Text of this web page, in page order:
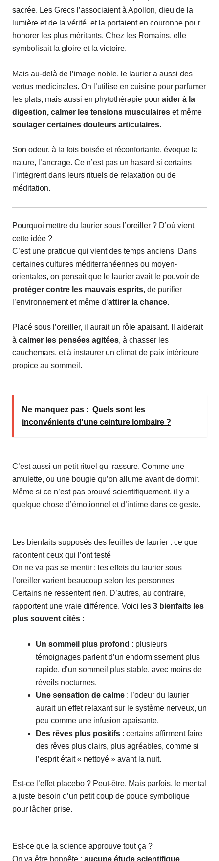
sacrée. Les Grecs l’associaient à Apollon, dieu de la
lumière et de la vérité, et la portaient en couronne pour
honorer les plus méritants. Chez les Romains, elle
symbolisait la gloire et la victoire.
Mais au-delà de l’image noble, le laurier a aussi des
vertus médicinales. On l’utilise en cuisine pour parfumer
les plats, mais aussi en phytothérapie pour aider à la
digestion, calmer les tensions musculaireset même
soulager certaines douleurs articulaires.
Son odeur, à la fois boisée et réconfortante, évoque la
nature, l’ancrage. Ce n’est pas un hasard si certains
l’intègrent dans leurs rituels de relaxation ou de
méditation.
Pourquoi mettre du laurier sous l’oreiller ? D’où vient
cette idée ?
C’est une pratique qui vient des temps anciens. Dans
certaines cultures méditerranéennes ou moyen-
orientales, on pensait que le laurier avait le pouvoir de
protéger contre les mauvais esprits, de purifier
l’environnement et même d’attirer la chance.
Placé sous l’oreiller, il aurait un rôle apaisant. Il aiderait
à calmer les pensées agitées, à chasser les
cauchemars, et à instaurer un climat de paix intérieure
propice au sommeil.
Ne manquez pas : Quels sont les
inconvénients d'une ceinture lombaire ?
C’est aussi un petit rituel qui rassure. Comme une
amulette, ou une bougie qu’on allume avant de dormir.
Même si ce n’est pas prouvé scientifiquement, il y a
quelque chose d’émotionnel et d’intime dans ce geste.
Les bienfaits supposés des feuilles de laurier : ce que
racontent ceux qui l’ont testé
On ne va pas se mentir : les effets du laurier sous
l’oreiller varient beaucoup selon les personnes.
Certains ne ressentent rien. D’autres, au contraire,
rapportent une vraie différence. Voici les 3 bienfaits les
plus souvent cités:
Un sommeil plus profond : plusieurs
témoignages parlent d’un endormissement plus
rapide, d’un sommeil plus stable, avec moins de
réveils nocturnes.
Une sensation de calme: l’odeur du laurier
aurait un effet relaxant sur le système nerveux, un
peu comme une infusion apaisante.
Des rêves plus positifs: certains affirment faire
des rêves plus clairs, plus agréables, comme si
l’esprit était « nettoyé » avant la nuit.
Est-ce l’effet placebo ? Peut-être. Mais parfois, le mental
a juste besoin d’un petit coup de pouce symbolique
pour lâcher prise.
Est-ce que la science approuve tout ça ?
On va être honnête : aucune étude scientifique